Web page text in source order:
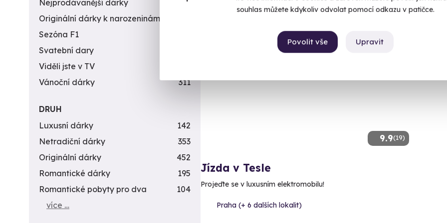
souhlas můžete kdykoliv odvolat pomocí odkazu v patičce.
Upravit
Povolit vše
999
9.9(19)
Jízda v Tesle
Projeďte se v luxusním elektromobilu!
Praha (+ 6 dalších lokalit)
Nejprodávanější dárky
56
Originální dárky k narozeninám
Sezóna F1
Svatební dary
Viděli jste v TV
Vánoční dárky
311
DRUH
Luxusní dárky
142
Netradiční dárky
353
Originální dárky
452
Romantické dárky
195
Romantické pobyty pro dva
104
více …